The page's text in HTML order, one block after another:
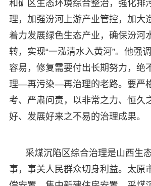
和矿区生态环境综合整治，强化排
理，加强汾河上游产业管控，加大
着力发展绿色生态产业，确保汾河
转，实现“一泓清水入黄河”。他强
容易，修复需要付出长期努力，
理—再污染—再治理的老路。要严
考、严肃问责，以非常之力、恒久
好、发展好来之不易的治理成果。
采煤沉陷区综合治理是山西生
事，事关人民群众切身利益。太原